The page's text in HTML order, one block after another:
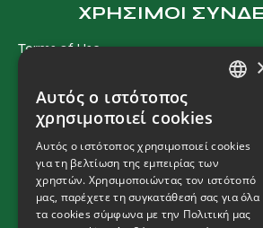
ΧΡΗΣΙΜΟΙ
Terms of Use
Cookies Policy
Terms and Conditions
ΕΠΙΚΟΙΝΩΝΙΑ
Μηχανήματα
Αυτός ο ιστότοπος
χρησιμοποιεί cookies
Αυτός ο ιστότοπος χρησιμοποιεί cookies
για τη βελτίωση της εμπειρίας των
χρηστών. Χρησιμοποιώντας τον ιστότοπό
μας, παρέχετε τη συγκατάθεσή σας για όλα
τα cookies σύμφωνα με την Πολιτική μας